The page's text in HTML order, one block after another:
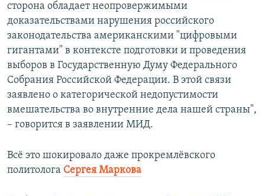
сторона обладает неопровержимыми
доказательствами нарушения российского
законодательства американскими "цифровыми
гигантами" в контексте подготовки и проведения
выборов в Государственную Думу Федерального
Собрания Российской Федерации. В этой связи
заявлено о категорической недопустимости
вмешательства во внутренние дела нашей страны",
– говорится в заявлении МИД.
Всё это шокировало даже прокремлёвского
политолога Сергея Маркова